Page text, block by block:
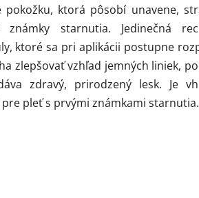
ktorá pôsobí unavene,
starnutia. Jedinečná
ktoré sa pri aplikácii postupne
zlepšovať vzhľad jemných liniek,
zdravý, prirodzený lesk. Je
pleť s prvými známkami starnutia.